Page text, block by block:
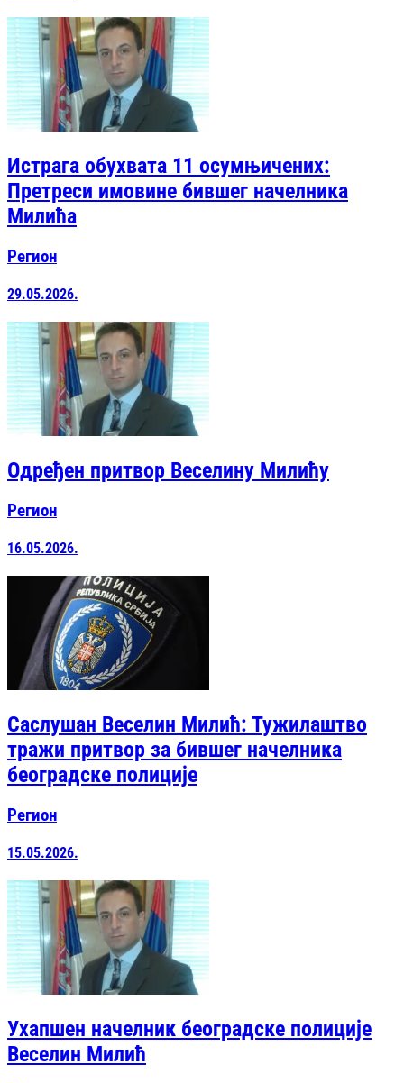
Истрага обухвата 11 осумњичених:
Претреси имовине бившег начелника
Милића
Регион
29.05.2026.
Одређен притвор Веселину Милићу
Регион
16.05.2026.
Саслушан Веселин Милић: Тужилаштво
тражи притвор за бившег начелника
београдске полиције
Регион
15.05.2026.
Ухапшен начелник београдске полиције
Веселин Милић